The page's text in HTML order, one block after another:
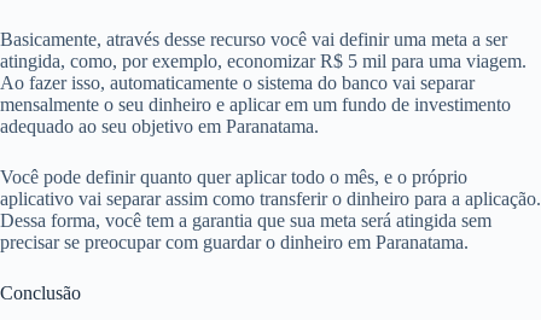
Basicamente, através desse recurso você vai definir uma meta a ser
atingida, como, por exemplo, economizar R$ 5 mil para uma viagem.
Ao fazer isso, automaticamente o sistema do banco vai separar
mensalmente o seu dinheiro e aplicar em um fundo de investimento
adequado ao seu objetivo em Paranatama.
Você pode definir quanto quer aplicar todo o mês, e o próprio
aplicativo vai separar assim como transferir o dinheiro para a aplicação.
Dessa forma, você tem a garantia que sua meta será atingida sem
precisar se preocupar com guardar o dinheiro em Paranatama.
Conclusão